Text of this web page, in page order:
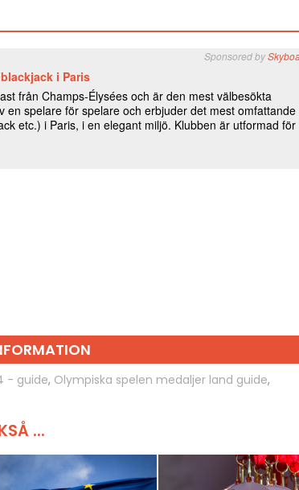
- guide, Olympiska spelen medaljer land guide,
...